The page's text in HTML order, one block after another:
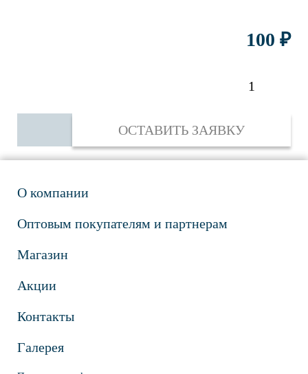
100 ₽
ОСТАВИТЬ ЗАЯВКУ
О компании
Оптовым покупателям и партнерам
Магазин
Акции
Контакты
Галерея